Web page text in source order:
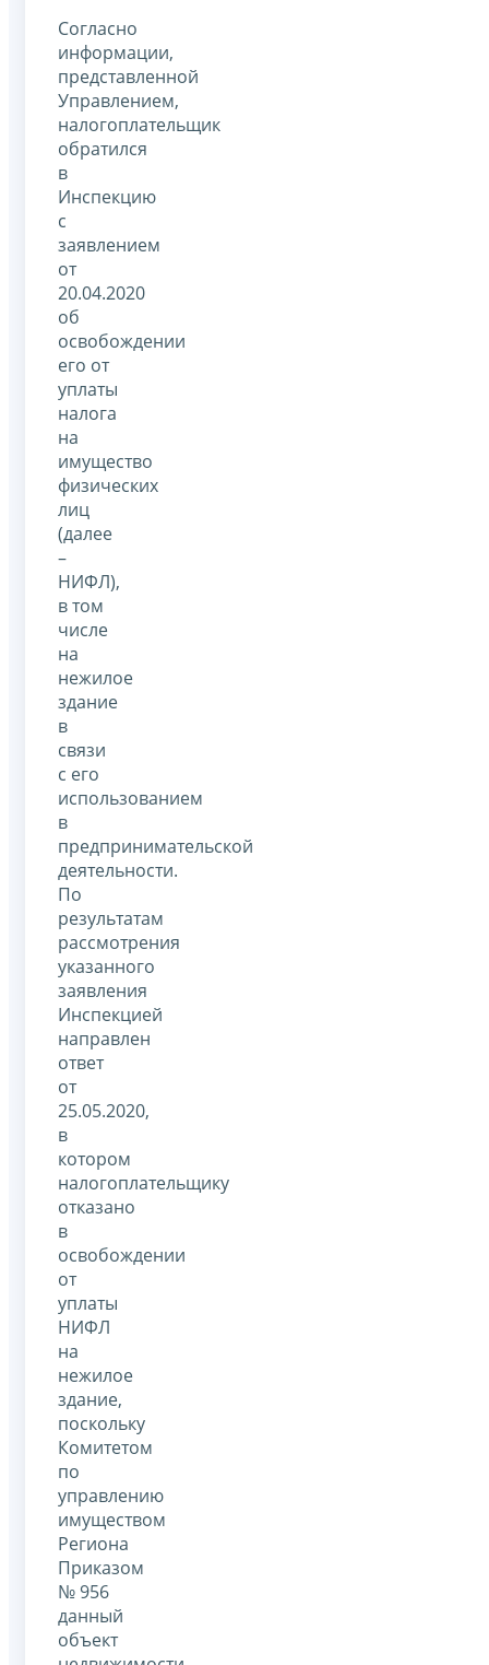
Согласно
информации,
представленной
Управлением,
налогоплательщик
обратился
в
Инспекцию
с
заявлением
от
20.04.2020
об
освобождении
его от
уплаты
налога
на
имущество
физических
лиц
(далее
–
НИФЛ),
в том
числе
на
нежилое
здание
в
связи
с его
использованием
в
предпринимательской
деятельности.
По
результатам
рассмотрения
указанного
заявления
Инспекцией
направлен
ответ
от
25.05.2020,
в
котором
налогоплательщику
отказано
в
освобождении
от
уплаты
НИФЛ
на
нежилое
здание,
поскольку
Комитетом
по
управлению
имуществом
Региона
Приказом
№ 956
данный
объект